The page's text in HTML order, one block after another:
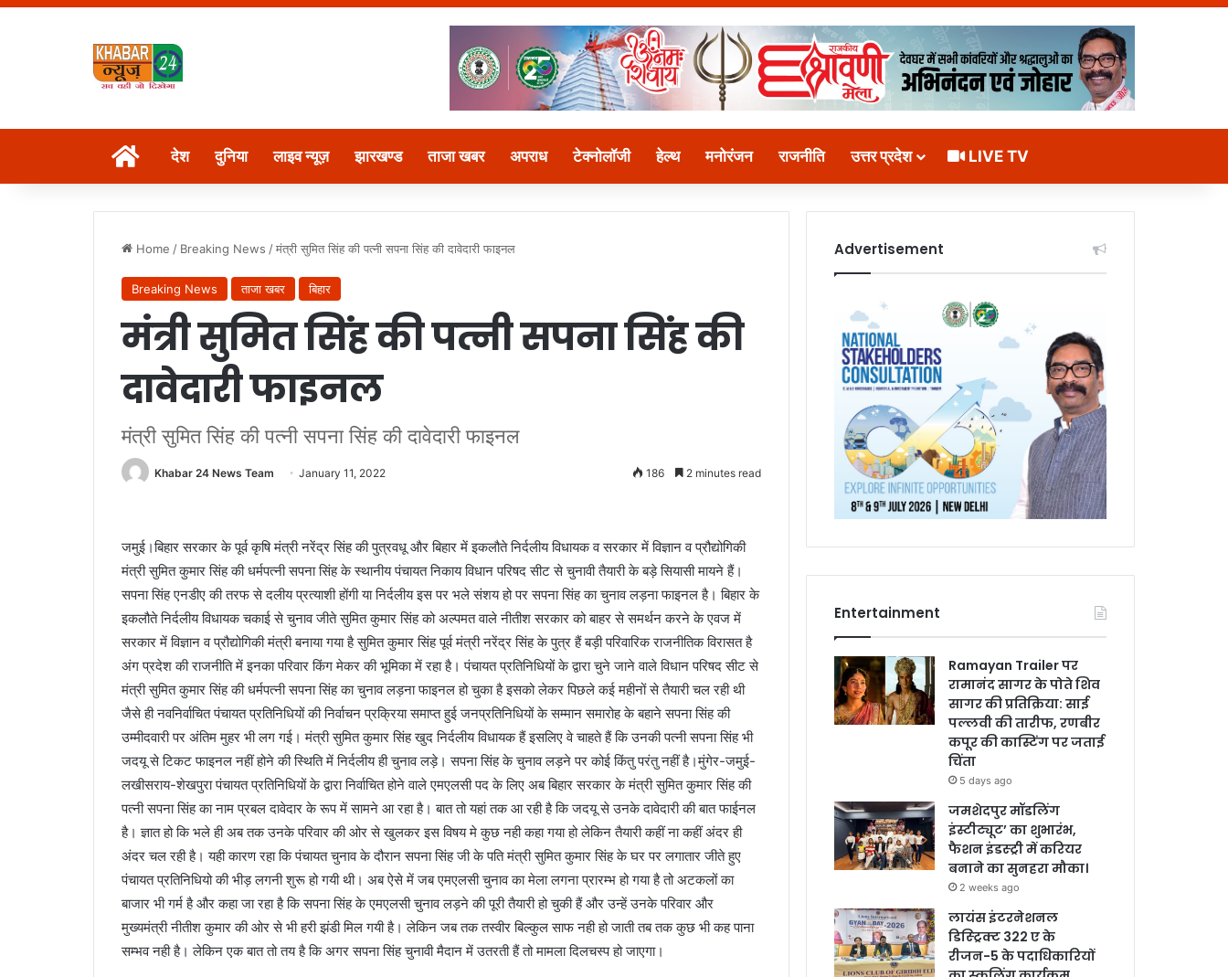
Khabar 24 News Tv | Bihar/Jharkhand No.1 News Channel
देश दुनिया लाइव न्यूज़ झारखण्ड ताजा खबर अपराध टेक्नोलॉजी हेल्थ मनोरंजन राजनीति उत्तर प्रदेश LIVE TV
Home / Breaking News /मंत्री सुमित सिंह की पत्नी सपना सिंह की दावेदारी फाइनल
Breaking News ताजा खबर बिहार
मंत्री सुमित सिंह की पत्नी सपना सिंह की
दावेदारी फाइनल
मंत्री सुमित सिंह की पत्नी सपना सिंह की दावेदारी फाइनल
Khabar 24 News Team January 11, 2022 186 2 minutes read
जमुई।बिहार सरकार के पूर्व कृषि मंत्री नरेंद्र सिंह की पुत्रवधू और बिहार में इकलौते निर्दलीय विधायक व सरकार में विज्ञान व प्रौद्योगिकी
मंत्री सुमित कुमार सिंह की धर्मपत्नी सपना सिंह के स्थानीय पंचायत निकाय विधान परिषद सीट से चुनावी तैयारी के बड़े सियासी मायने हैं।
सपना सिंह एनडीए की तरफ से दलीय प्रत्याशी होंगी या निर्दलीय इस पर भले संशय हो पर सपना सिंह का चुनाव लड़ना फाइनल है। बिहार के
इकलौते निर्दलीय विधायक चकाई से चुनाव जीते सुमित कुमार सिंह को अल्पमत वाले नीतीश सरकार को बाहर से समर्थन करने के एवज में
सरकार में विज्ञान व प्रौद्योगिकी मंत्री बनाया गया है सुमित कुमार सिंह पूर्व मंत्री नरेंद्र सिंह के पुत्र हैं बड़ी परिवारिक राजनीतिक विरासत है
अंग प्रदेश की राजनीति में इनका परिवार किंग मेकर की भूमिका में रहा है। पंचायत प्रतिनिधियों के द्वारा चुने जाने वाले विधान परिषद सीट से
मंत्री सुमित कुमार सिंह की धर्मपत्नी सपना सिंह का चुनाव लड़ना फाइनल हो चुका है इसको लेकर पिछले कई महीनों से तैयारी चल रही थी
जैसे ही नवनिर्वाचित पंचायत प्रतिनिधियों की निर्वाचन प्रक्रिया समाप्त हुई जनप्रतिनिधियों के सम्मान समारोह के बहाने सपना सिंह की
उम्मीदवारी पर अंतिम मुहर भी लग गई। मंत्री सुमित कुमार सिंह खुद निर्दलीय विधायक हैं इसलिए वे चाहते हैं कि उनकी पत्नी सपना सिंह भी
जदयू से टिकट फाइनल नहीं होने की स्थिति में निर्दलीय ही चुनाव लड़े। सपना सिंह के चुनाव लड़ने पर कोई किंतु परंतु नहीं है।मुंगेर-जमुई-
लखीसराय-शेखपुरा पंचायत प्रतिनिधियों के द्वारा निर्वाचित होने वाले एमएलसी पद के लिए अब बिहार सरकार के मंत्री सुमित कुमार सिंह की
पत्नी सपना सिंह का नाम प्रबल दावेदार के रूप में सामने आ रहा है। बात तो यहां तक आ रही है कि जदयू से उनके दावेदारी की बात फाईनल
है। ज्ञात हो कि भले ही अब तक उनके परिवार की ओर से खुलकर इस विषय मे कुछ नही कहा गया हो लेकिन तैयारी कहीं ना कहीं अंदर ही
अंदर चल रही है। यही कारण रहा कि पंचायत चुनाव के दौरान सपना सिंह जी के पति मंत्री सुमित कुमार सिंह के घर पर लगातार जीते हुए
पंचायत प्रतिनिधियो की भीड़ लगनी शुरू हो गयी थी। अब ऐसे में जब एमएलसी चुनाव का मेला लगना प्रारम्भ हो गया है तो अटकलों का
बाजार भी गर्म है और कहा जा रहा है कि सपना सिंह के एमएलसी चुनाव लड़ने की पूरी तैयारी हो चुकी हैं और उन्हें उनके परिवार और
मुख्यमंत्री नीतीश कुमार की ओर से भी हरी झंडी मिल गयी है। लेकिन जब तक तस्वीर बिल्कुल साफ नही हो जाती तब तक कुछ भी कह पाना
सम्भव नही है। लेकिन एक बात तो तय है कि अगर सपना सिंह चुनावी मैदान में उतरती हैं तो मामला दिलचस्प हो जाएगा।
Advertisement
Entertainment
Ramayan Trailer पर
रामानंद सागर के पोते शिव
सागर की प्रतिक्रिया: साई
पल्लवी की तारीफ, रणबीर
कपूर की कास्टिंग पर जताई
चिंता
5 days ago
जमशेदपुर मॉडलिंग
इंस्टीट्यूट’ का शुभारंभ,
फैशन इंडस्ट्री में करियर
बनाने का सुनहरा मौका।
2 weeks ago
लायंस इंटरनेशनल
डिस्ट्रिक्ट 322 ए के
रीजन-5 के पदाधिकारियों